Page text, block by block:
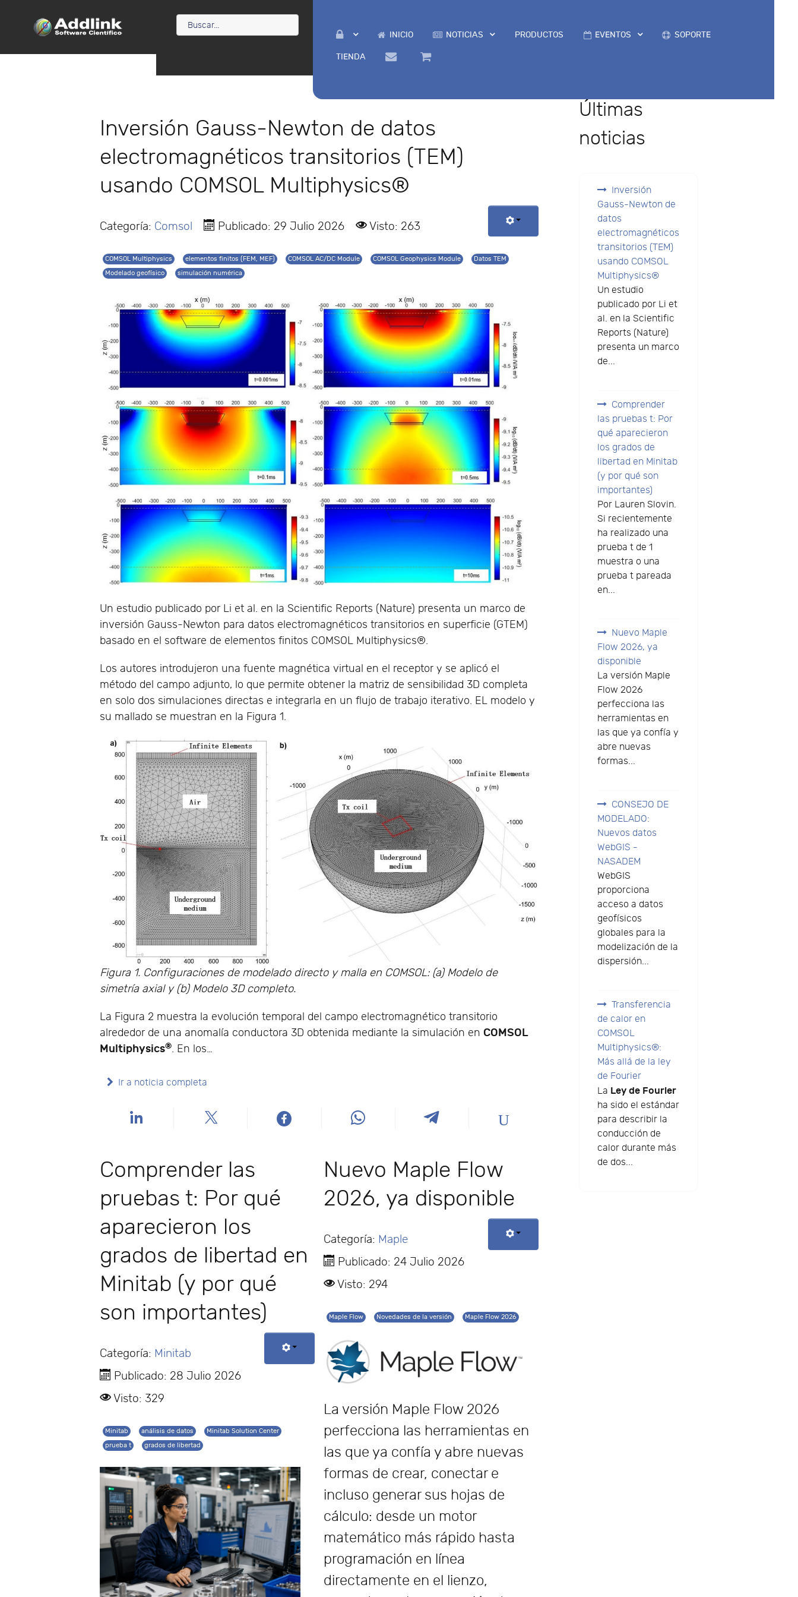
INICIO NOTICIAS PRODUCTOS EVENTOS SOPORTE
TIENDA
Inversión Gauss-Newton de datos
electromagnéticos transitorios (TEM)
usando COMSOL Multiphysics®
Categoría: Comsol Publicado: 29 Julio 2026 Visto: 263
COMSOL Multiphysics elementos finitos (FEM, MEF) COMSOL AC/DC Module COMSOL Geophysics Module
Datos TEM
Modelado geofísico
simulación numérica
Un estudio publicado por Li et al. en la Scientific Reports (Nature) presenta un marco de
inversión Gauss-Newton para datos electromagnéticos transitorios en superficie (GTEM)
basado en el software de elementos finitos COMSOL Multiphysics®.
Los autores introdujeron una fuente magnética virtual en el receptor y se aplicó el
método del campo adjunto, lo que permite obtener la matriz de sensibilidad 3D completa
en solo dos simulaciones directas e integrarla en un flujo de trabajo iterativo. EL modelo y
su mallado se muestran en la Figura 1.
Figura 1. Configuraciones de modelado directo y malla en COMSOL: (a) Modelo de
simetría axial y (b) Modelo 3D completo.
La Figura 2 muestra la evolución temporal del campo electromagnético transitorio
alrededor de una anomalía conductora 3D obtenida mediante la simulación en COMSOL
Multiphysics®. En los…
Ir a noticia completa
Comprender las
pruebas t: Por qué
aparecieron los
grados de libertad en
Minitab (y por qué
son importantes)
Categoría: Minitab
Publicado: 28 Julio 2026
Visto: 329
Minitab análisis de datos
Minitab Solution Center
prueba t
grados de libertad
Nuevo Maple Flow
2026, ya disponible
Categoría: Maple
Publicado: 24 Julio 2026
Visto: 294
Maple Flow Novedades de la versión Maple Flow 2026
La versión Maple Flow 2026
perfecciona las herramientas en
las que ya confía y abre nuevas
formas de crear, conectar e
incluso generar sus hojas de
cálculo: desde un motor
matemático más rápido hasta
programación en línea
directamente en el lienzo,
Últimas
noticias
Inversión
Gauss-Newton de
datos
electromagnéticos
transitorios (TEM)
usando COMSOL
Multiphysics®
Un estudio
publicado por Li et
al. en la Scientific
Reports (Nature)
presenta un marco
de...
Comprender
las pruebas t: Por
qué aparecieron
los grados de
libertad en Minitab
(y por qué son
importantes)
Por Lauren Slovin.
Si recientemente
ha realizado una
prueba t de 1
muestra o una
prueba t pareada
en...
Nuevo Maple
Flow 2026, ya
disponible
La versión Maple
Flow 2026
perfecciona las
herramientas en
las que ya confía y
abre nuevas
formas...
CONSEJO DE
MODELADO:
Nuevos datos
WebGIS -
NASADEM
WebGIS
proporciona
acceso a datos
geofísicos
globales para la
modelización de la
dispersión...
Transferencia
de calor en
COMSOL
Multiphysics®:
Más allá de la ley
de Fourier
La Ley de Fourier
ha sido el estándar
para describir la
conducción de
calor durante más
de dos...